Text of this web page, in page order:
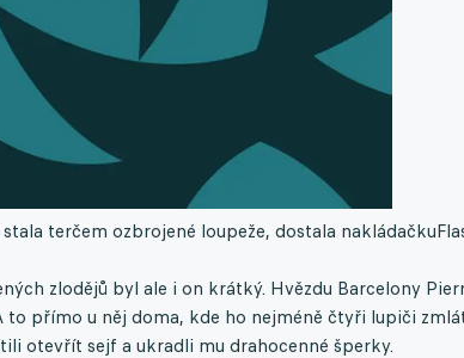
terčem ozbrojené loupeže, dostala nakládačku
zlodějů byl ale i on krátký. Hvězdu Barcelony
to přímo u něj doma, kde ho nejméně čtyři lupiči
otevřít sejf a ukradli mu drahocenné šperky.